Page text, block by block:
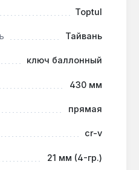
стали CR-V
гаек в
разместить ключ в
колёс легкового
колёс на
Toptul
Тайвань
ключ баллонный
430 мм
прямая
cr-v
21 мм (4-гр.)